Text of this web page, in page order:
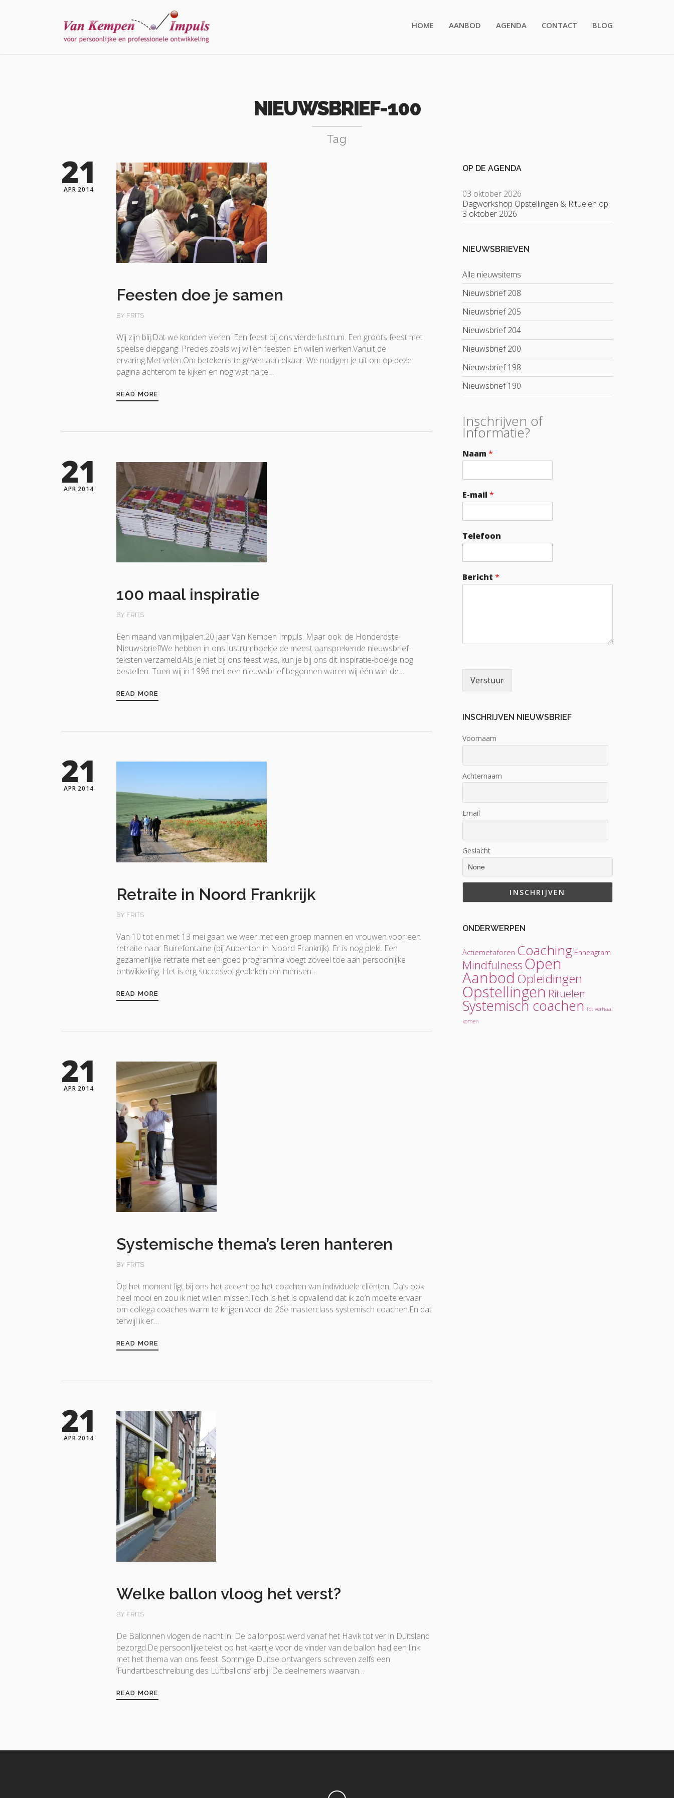
HOME AANBOD AGENDA CONTACT BLOG
NIEUWSBRIEF-100
Tag
21
APR 2014
Feesten doe je samen
BY FRITS
Wij zijn blij.Dat we konden vieren. Een feest bij ons vierde lustrum. Een groots feest met
speelse diepgang. Precies zoals wij willen feesten En willen werken.Vanuit de
ervaring.Met velen.Om betekenis te geven aan elkaar. We nodigen je uit om op deze
pagina achterom te kijken en nog wat na te…
READ MORE
21
APR 2014
100 maal inspiratie
BY FRITS
Een maand van mijlpalen.20 jaar Van Kempen Impuls. Maar ook: de Honderdste
Nieuwsbrief!We hebben in ons lustrumboekje de meest aansprekende nieuwsbrief-
teksten verzameld.Als je niet bij ons feest was, kun je bij ons dit inspiratie-boekje nog
bestellen. Toen wij in 1996 met een nieuwsbrief begonnen waren wij één van de…
READ MORE
21
APR 2014
Retraite in Noord Frankrijk
BY FRITS
Van 10 tot en met 13 mei gaan we weer met een groep mannen en vrouwen voor een
retraite naar Buirefontaine (bij Aubenton in Noord Frankrijk). Er is nog plek!. Een
gezamenlijke retraite met een goed programma voegt zoveel toe aan persoonlijke
ontwikkeling. Het is erg succesvol gebleken om mensen…
READ MORE
21
APR 2014
Systemische thema’s leren hanteren
BY FRITS
Op het moment ligt bij ons het accent op het coachen van individuele cliënten. Da’s ook
heel mooi en zou ik niet willen missen.Toch is het is opvallend dat ik zo’n moeite ervaar
om collega coaches warm te krijgen voor de 26e masterclass systemisch coachen.En dat
terwijl ik er…
READ MORE
21
APR 2014
Welke ballon vloog het verst?
BY FRITS
De Ballonnen vlogen de nacht in. De ballonpost werd vanaf het Havik tot ver in Duitsland
bezorgd.De persoonlijke tekst op het kaartje voor de vinder van de ballon had een link
met het thema van ons feest. Sommige Duitse ontvangers schreven zelfs een
‘Fundartbeschreibung des Luftballons’ erbij! De deelnemers waarvan…
READ MORE
OP DE AGENDA
03 oktober 2026
Dagworkshop Opstellingen & Rituelen op
3 oktober 2026
NIEUWSBRIEVEN
Alle nieuwsitems
Nieuwsbrief 208
Nieuwsbrief 205
Nieuwsbrief 204
Nieuwsbrief 200
Nieuwsbrief 198
Nieuwsbrief 190
Inschrijven of
Informatie?
Naam*
E-mail*
Telefoon
Bericht *
Verstuur
INSCHRIJVEN NIEUWSBRIEF
Voornaam
Achternaam
Email
Geslacht
ONDERWERPEN
Actiemetaforen Coaching Enneagram
MindfulnessOpen
Aanbod Opleidingen
Opstellingen Rituelen
Systemisch coachen Tot verhaal
komen